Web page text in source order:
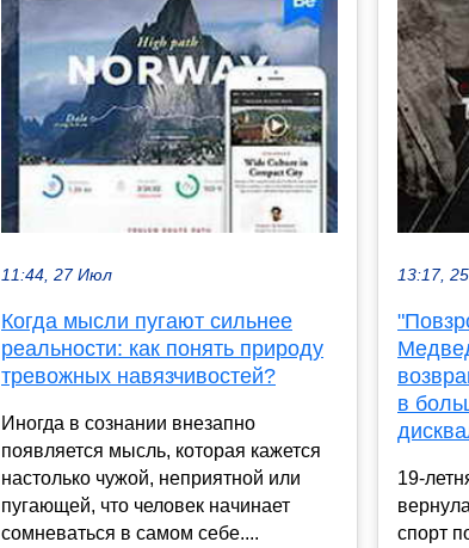
11:44, 27 Июл
Когда мысли пугают сильнее
реальности: как понять природу
тревожных навязчивостей?
Иногда в сознании внезапно
появляется мысль, которая кажется
настолько чужой, неприятной или
пугающей, что человек начинает
сомневаться в самом себе....
13:17,
в
19-
спорт